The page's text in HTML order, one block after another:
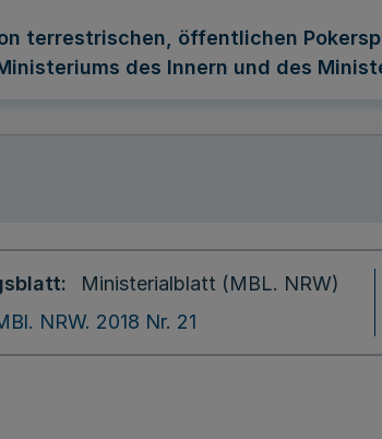
terrestrischen, öffentlichen
des Innern und des
Ministerialblatt (MBL. NRW)
NRW. 2018 Nr. 21